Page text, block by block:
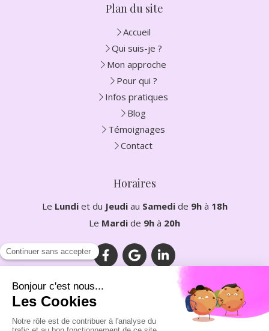
Plan du site
Accueil
Qui suis-je ?
Mon approche
Pour qui ?
Infos pratiques
Blog
Témoignages
Contact
Horaires
Le Lundiet du Jeudiau Samedide 9hà 18h
Le Mardi de 9h à 20h
Mentions légales